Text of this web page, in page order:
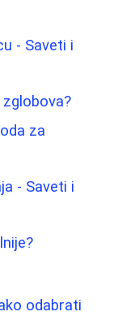
- Saveti i
za
- Saveti i
odabrati